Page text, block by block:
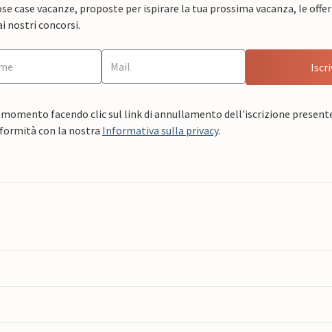
case vacanze, proposte per ispirare la tua prossima vacanza, le
nostri concorsi.
facendo clic sul link di annullamento dell'iscrizione
con la nostra Informativa sulla privacy.